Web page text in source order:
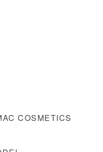
COSMETICS